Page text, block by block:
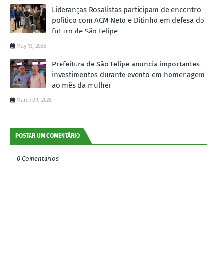
Lideranças Rosalistas participam de encontro
político com ACM Neto e Ditinho em defesa do
futuro de São Felipe
May 12, 2026
Prefeitura de São Felipe anuncia importantes
investimentos durante evento em homenagem
ao mês da mulher
March 09, 2026
POSTAR UM COMENTÁRIO
0 Comentários